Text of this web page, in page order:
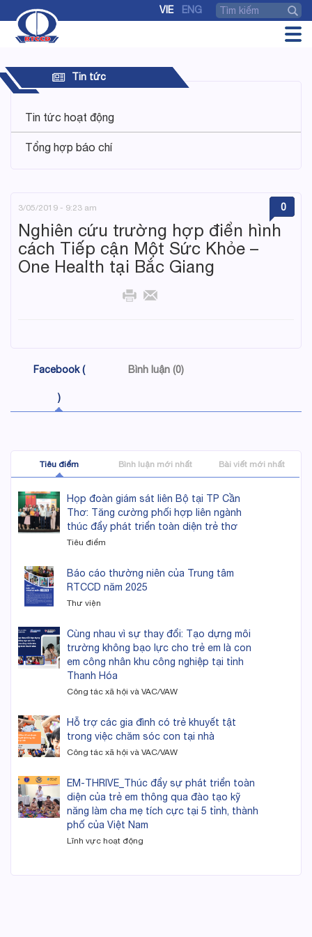
VIE ENG
Tin tức
Tin tức hoạt động
Tổng hợp báo chí
3/05/2019 - 9:23 am 0
Nghiên cứu trường hợp điển hình
cách Tiếp cận Một Sức Khỏe –
One Health tại Bắc Giang
Facebook (
)
Bình luận (0)
Tiêu điểm Bình luận mới nhất Bài viết mới nhất
Họp đoàn giám sát liên Bộ tại TP Cần
Thơ: Tăng cường phối hợp liên ngành
thúc đẩy phát triển toàn diện trẻ thơ
Tiêu điểm
Báo cáo thường niên của Trung tâm
RTCCD năm 2025
Thư viện
Cùng nhau vì sự thay đổi: Tạo dựng môi
trường không bạo lực cho trẻ em là con
em công nhân khu công nghiệp tại tỉnh
Thanh Hóa
Công tác xã hội và VAC/VAW
Hỗ trợ các gia đình có trẻ khuyết tật
trong việc chăm sóc con tại nhà
Công tác xã hội và VAC/VAW
EM-THRIVE_Thúc đẩy sự phát triển toàn
diện của trẻ em thông qua đào tạo kỹ
năng làm cha mẹ tích cực tại 5 tỉnh, thành
phố của Việt Nam
Lĩnh vực hoạt động